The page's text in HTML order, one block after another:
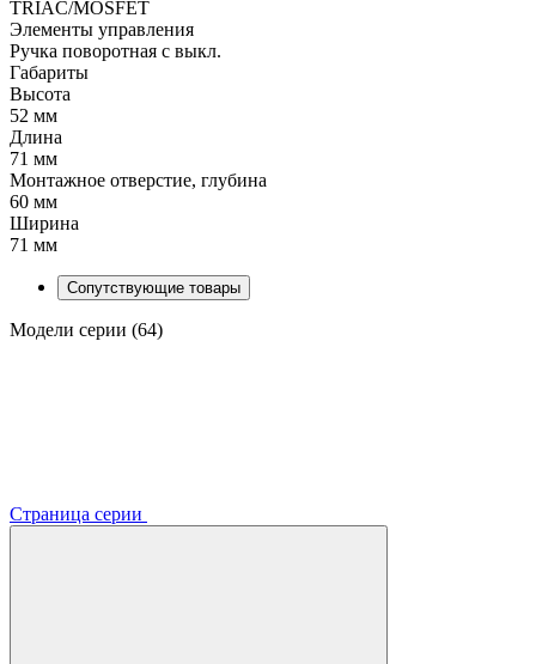
TRIAC/MOSFET
Элементы управления
Ручка поворотная с выкл.
Габариты
Высота
52 мм
Длина
71 мм
Монтажное отверстие, глубина
60 мм
Ширина
71 мм
Сопутствующие товары
Модели серии (64)
Страница серии